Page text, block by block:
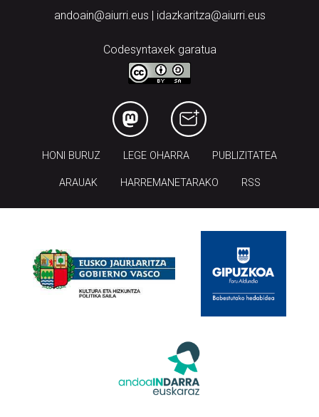
andoain@aiurri.eus | idazkaritza@aiurri.eus
Codesyntaxek garatua
HONI BURUZ LEGE OHARRA PUBLIZITATEA
ARAUAK HARREMANETARAKO RSS